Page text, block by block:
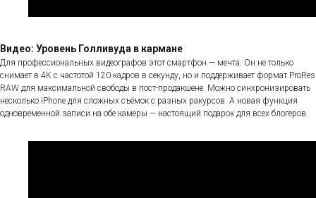
Видео: Уровень Голливуда в кармане
Для профессиональных видеографов этот смартфон — мечта. Он не только
снимает в 4K с частотой 120 кадров в секунду, но и поддерживает формат ProRes
RAW для максимальной свободы в пост-продакшене. Можно синхронизировать
несколько iPhone для сложных съёмок с разных ракурсов. А новая функция
одновременной записи на обе камеры — настоящий подарок для всех блогеров.